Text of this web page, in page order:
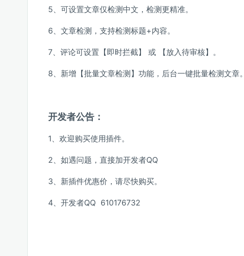
5、可设置文章仅检测中文，检测更精准。
6、文章检测，支持检测标题+内容。
7、评论可设置【即时拦截】 或 【放入待审核】。
8、新增【批量文章检测】功能，后台一键批量检测文章
开发者公告：
1、欢迎购买使用插件。
2、如遇问题，直接加开发者QQ
3、新插件优惠价，请尽快购买。
4、开发者QQ 610176732